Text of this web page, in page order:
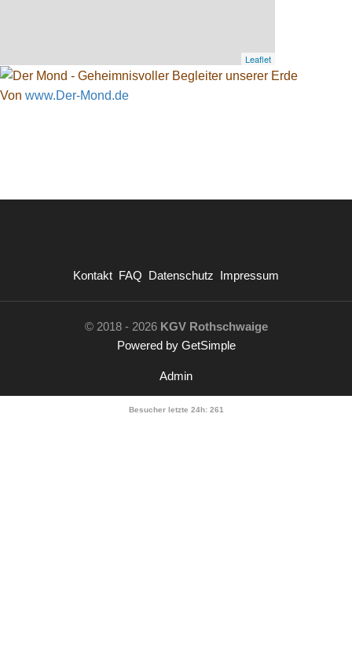
Leaflet
Von www.Der-Mond.de
Kontakt FAQ Datenschutz Impressum
© 2018 - 2026 KGV Rothschwaige
Powered by GetSimple
Admin
Besucher letzte 24h: 261